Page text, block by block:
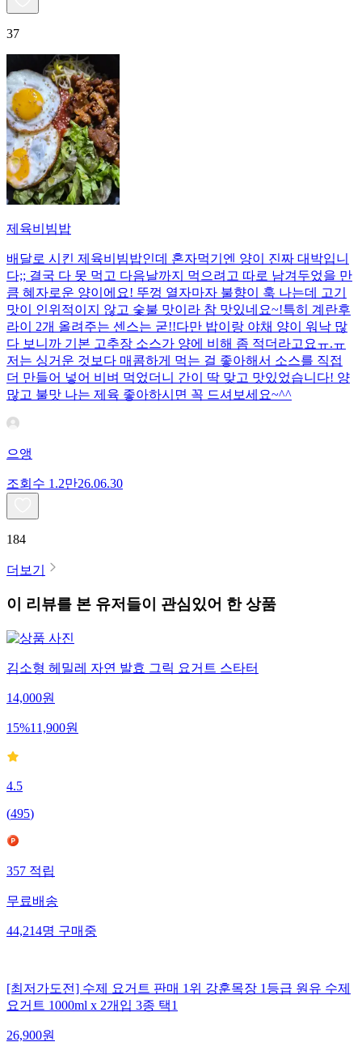
37
제육비빔밥
배달로 시킨 제육비빔밥인데 혼자먹기엔 양이 진짜 대박입니
다;; 결국 다 못 먹고 다음날까지 먹으려고 따로 남겨두었을 만
큼 혜자로운 양이에요! 뚜껑 열자마자 불향이 훅 나는데 고기
맛이 인위적이지 않고 숯불 맛이라 참 맛있네요~!특히 계란후
라이 2개 올려주는 센스는 굳!! ​다만 밥이랑 야채 양이 워낙 많
다 보니까 기본 고추장 소스가 양에 비해 좀 적더라고요ㅠ.ㅠ
저는 싱거운 것보다 매콤하게 먹는 걸 좋아해서 소스를 직접
더 만들어 넣어 비벼 먹었더니 간이 딱 맞고 맛있었습니다! 양
많고 불맛 나는 제육 좋아하시면 꼭 드셔보세요~^^
으앵
조회수 1.2만26.06.30
184
더보기
이 리뷰를 본 유저들이 관심있어 한 상품
김소형 헤밀레 자연 발효 그릭 요거트 스타터
14,000원
15%11,900원
4.5
(495)
357 적립
무료배송
44,214명 구매중
[최저가도전] 수제 요거트 판매 1위 강훈목장 1등급 원유 수제
요거트 1000ml x 2개입 3종 택1
26,900원